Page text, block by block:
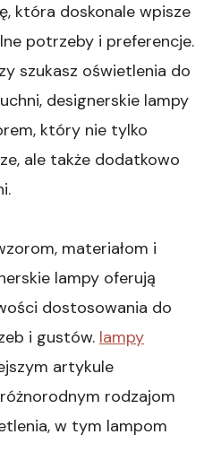
która doskonale wpisze
potrzeby i preferencje.
szukasz oświetlenia do
designerskie lampy
który nie tylko
ale także dodatkowo
materiałom i
lampy oferują
dostosowania do
i gustów. lampy
artykule
rodzajom
w tym lampom